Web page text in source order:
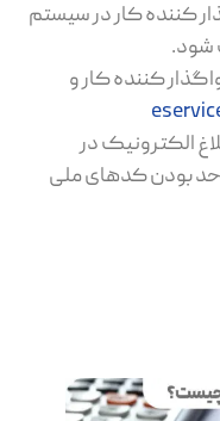
کننده کار در سیستم
شود.
کننده کار و
الکترونیک در
بودن کدهای ملی